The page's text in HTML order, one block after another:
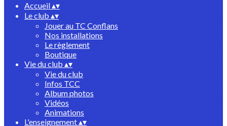
Accueil▴▾
Le club ▴▾
Jouer au TC Conflans
Nos installations
Le règlement
Boutique
Vie du club ▴▾
Vie du club
Infos TCC
Album photos
Vidéos
Animations
L'enseignement▴▾